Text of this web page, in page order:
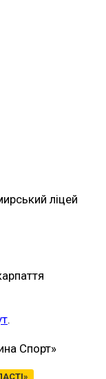
ліцей
.
Спорт»